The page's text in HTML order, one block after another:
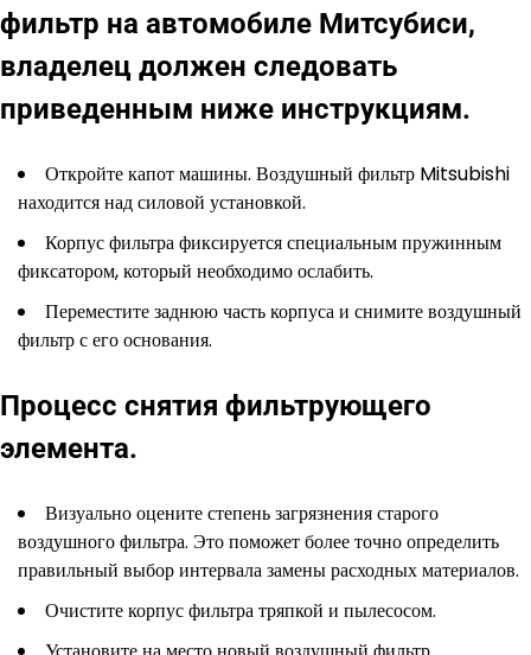
фильтр на автомобиле Митсубиси,
владелец должен следовать
приведенным ниже инструкциям.
Откройте капот машины. Воздушный фильтр Mitsubishi
находится над силовой установкой.
Корпус фильтра фиксируется специальным пружинным
фиксатором, который необходимо ослабить.
Переместите заднюю часть корпуса и снимите воздушный
фильтр с его основания.
Процесс снятия фильтрующего
элемента.
Визуально оцените степень загрязнения старого
воздушного фильтра. Это поможет более точно определить
правильный выбор интервала замены расходных материалов.
Очистите корпус фильтра тряпкой и пылесосом.